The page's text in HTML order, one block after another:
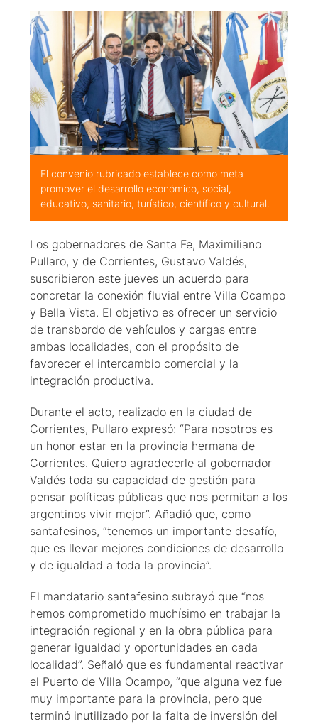
El convenio rubricado establece como meta
promover el desarrollo económico, social,
educativo, sanitario, turístico, científico y cultural.
Los gobernadores de Santa Fe, Maximiliano
Pullaro, y de Corrientes, Gustavo Valdés,
suscribieron este jueves un acuerdo para
concretar la conexión fluvial entre Villa Ocampo
y Bella Vista. El objetivo es ofrecer un servicio
de transbordo de vehículos y cargas entre
ambas localidades, con el propósito de
favorecer el intercambio comercial y la
integración productiva.
Durante el acto, realizado en la ciudad de
Corrientes, Pullaro expresó: “Para nosotros es
un honor estar en la provincia hermana de
Corrientes. Quiero agradecerle al gobernador
Valdés toda su capacidad de gestión para
pensar políticas públicas que nos permitan a los
argentinos vivir mejor”. Añadió que, como
santafesinos, “tenemos un importante desafío,
que es llevar mejores condiciones de desarrollo
y de igualdad a toda la provincia”.
El mandatario santafesino subrayó que “nos
hemos comprometido muchísimo en trabajar la
integración regional y en la obra pública para
generar igualdad y oportunidades en cada
localidad”. Señaló que es fundamental reactivar
el Puerto de Villa Ocampo, “que alguna vez fue
muy importante para la provincia, pero que
terminó inutilizado por la falta de inversión del